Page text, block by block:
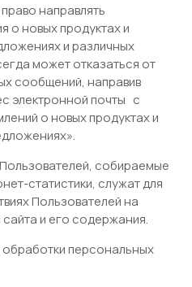
направлять
о новых продуктах и
и различных
может отказаться от
сообщений, направив
электронной почты с
о новых продуктах и
собираемые
статистики, служат для
Пользователей на
и его содержания.
персональных